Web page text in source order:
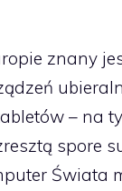
znany
– na
spore
Świata